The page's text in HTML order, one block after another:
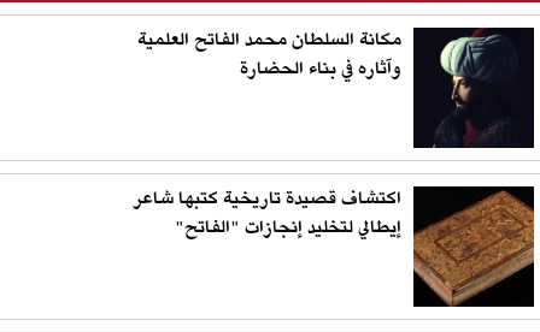
مكانة السلطان محمد الفاتح العلمية
وآثاره في بناء الحضارة
اكتشاف قصيدة تاريخية كتبها شاعر
إيطالي لتخليد إنجازات "الفاتح"